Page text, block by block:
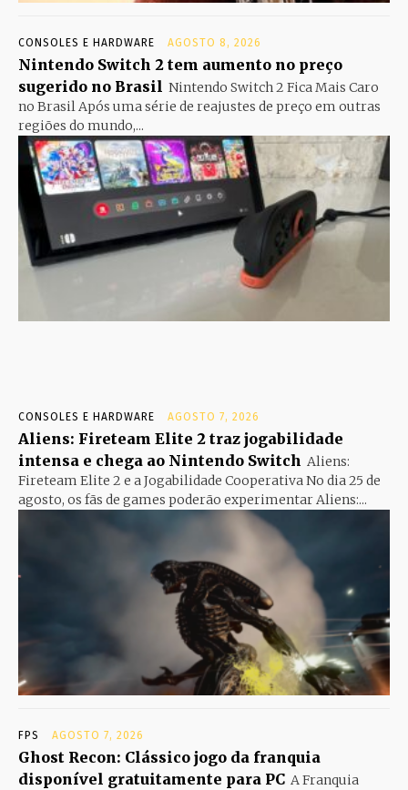
CONSOLES E HARDWARE AGOSTO 8, 2026
Nintendo Switch 2 tem aumento no preço
sugerido no Brasil Nintendo Switch 2 Fica Mais Caro
no Brasil Após uma série de reajustes de preço em outras
regiões do mundo,...
CONSOLES E HARDWARE AGOSTO 7, 2026
Aliens: Fireteam Elite 2 traz jogabilidade
intensa e chega ao Nintendo Switch Aliens:
Fireteam Elite 2 e a Jogabilidade Cooperativa No dia 25 de
agosto, os fãs de games poderão experimentar Aliens:...
FPS AGOSTO 7, 2026
Ghost Recon: Clássico jogo da franquia
disponível gratuitamente para PC A Franquia